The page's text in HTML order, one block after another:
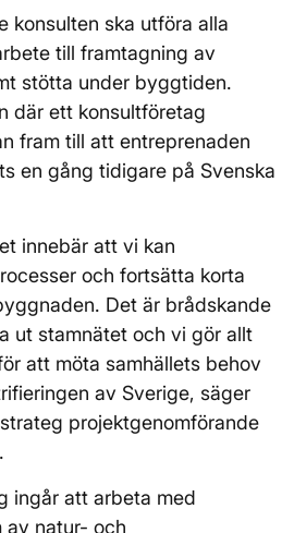
konsulten ska utföra alla
till framtagning av
stötta under byggtiden.
där ett konsultföretag
fram till att entreprenaden
en gång tidigare på Svenska
innebär att vi kan
och fortsätta korta
Det är brådskande
ut stamnätet och vi gör allt
att möta samhällets behov
av Sverige, säger
projektgenomförande
ingår att arbeta med
av natur- och